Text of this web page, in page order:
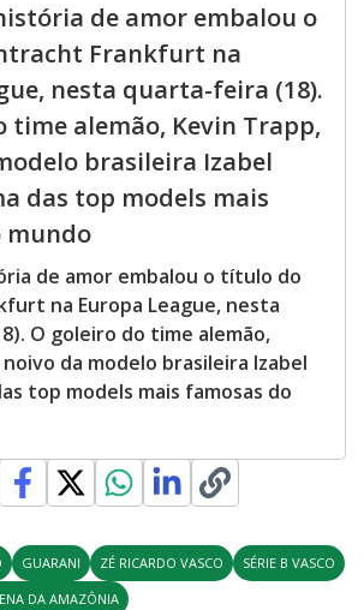
de amor embalou o
Frankfurt na
nesta quarta-feira (18).
time alemão, Kevin Trapp,
brasileira Izabel
das top models mais
mundo
de amor embalou o título do
na Europa League, nesta
O goleiro do time alemão,
da modelo brasileira Izabel
top models mais famosas do
GUARANI ZÉ RICARDO VASCO
SÉRIE B VASCO
DA AMAZÔNIA